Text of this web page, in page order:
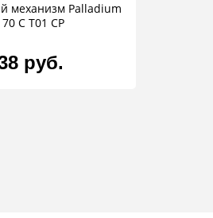
механизм Palladium
70 C T01 CP
руб.